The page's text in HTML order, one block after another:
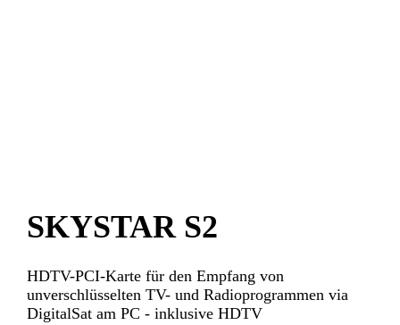
SKYSTAR S2
HDTV-PCI-Karte für den Empfang von
unverschlüsselten TV- und Radioprogrammen via
DigitalSat am PC - inklusive HDTV